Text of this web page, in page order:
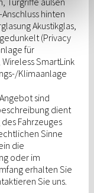
Informationen
.
hinten
Akustikglas,
(Privacy
für
SmartLink
Klimaanlage
sind
dient
Fahrzeuges
Sinne
die
oder im
erhalten Sie
Sie uns.